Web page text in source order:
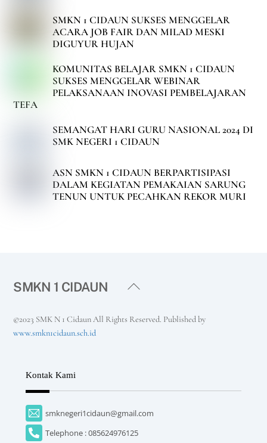
SMKN 1 CIDAUN SUKSES MENGGELAR
ACARA JOB FAIR DAN MILAD MESKI
DIGUYUR HUJAN
KOMUNITAS BELAJAR SMKN 1 CIDAUN
SUKSES MENGGELAR WEBINAR
PELAKSANAAN INOVASI PEMBELAJARAN
TEFA
SEMANGAT HARI GURU NASIONAL 2024 DI
SMK NEGERI 1 CIDAUN
ASN SMKN 1 CIDAUN BERPARTISIPASI
DALAM KEGIATAN PEMAKAIAN SARUNG
TENUN UNTUK PECAHKAN REKOR MURI
Back
Top
SMKN 1 CIDAUN
©2023 SMK N 1 Cidaun All Rights Reserved. Published by
www.smkn1cidaun.sch.id
Kontak Kami
smknegeri1cidaun@gmail.com
Telephone : 085624976125